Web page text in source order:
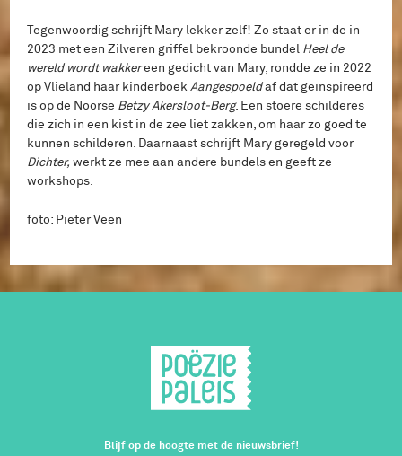
Tegenwoordig schrijft Mary lekker zelf! Zo staat er in de in
2023 met een Zilveren griffel bekroonde bundel Heel de
wereld wordt wakkereen gedicht van Mary, rondde ze in 2022
op Vlieland haar kinderboek Aangespoeldaf dat geïnspireerd
is op de Noorse Betzy Akersloot-Berg. Een stoere schilderes
die zich in een kist in de zee liet zakken, om haar zo goed te
kunnen schilderen. Daarnaast schrijft Mary geregeld voor
Dichter, werkt ze mee aan andere bundels en geeft ze
workshops.
foto: Pieter Veen
Blijf op de hoogte met de nieuwsbrief!